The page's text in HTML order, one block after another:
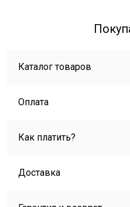
Каталог товаров
Оплата
Как платить?
Доставка